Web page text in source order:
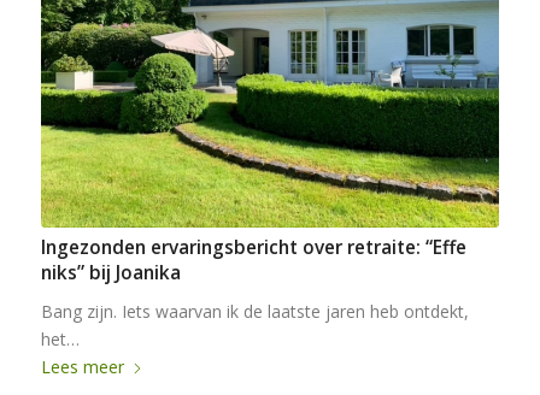
Ingezonden ervaringsbericht over retraite: “Effe
niks” bij Joanika
Bang zijn. Iets waarvan ik de laatste jaren heb ontdekt,
het…
Lees meer